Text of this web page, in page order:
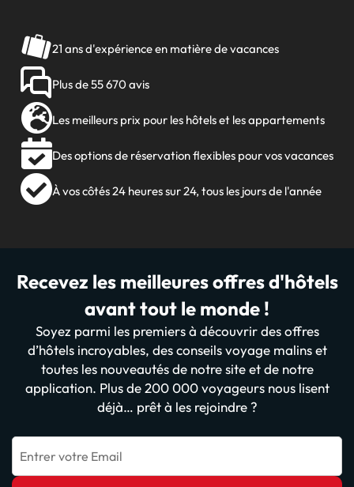
21 ans d'expérience en matière de vacances
Plus de 55 670 avis
Les meilleurs prix pour les hôtels et les appartements
Des options de réservation flexibles pour vos vacances
À vos côtés 24 heures sur 24, tous les jours de l'année
Recevez les meilleures offres d'hôtels
avant tout le monde !
Soyez parmi les premiers à découvrir des offres
d’hôtels incroyables, des conseils voyage malins et
toutes les nouveautés de notre site et de notre
application. Plus de 200 000 voyageurs nous lisent
déjà… prêt à les rejoindre ?
Entrer votre Email